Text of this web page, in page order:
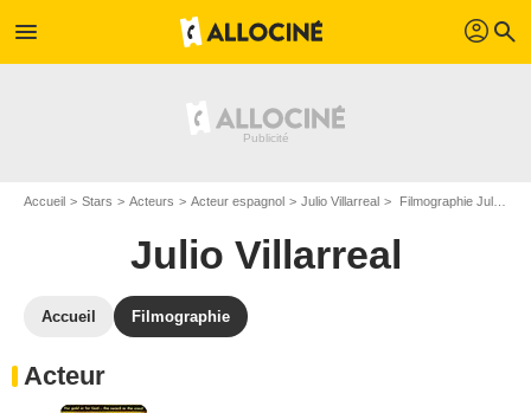
menu profil search
Accueil Stars Acteurs Acteur espagnol Julio Villarreal Filmographie Julio Villarreal
Julio Villarreal
Accueil Filmographie
Acteur